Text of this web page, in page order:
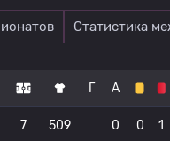
Статистика
Г А
7 509 0 0 1